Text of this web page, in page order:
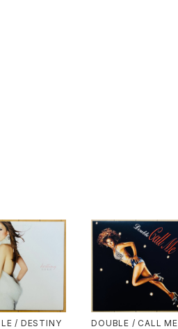
/ DESTINY DOUBLE / CALL ME